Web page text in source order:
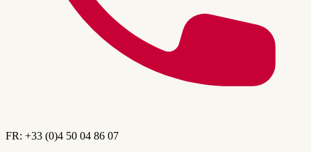
FR: +33 (0)4 50 04 86 07